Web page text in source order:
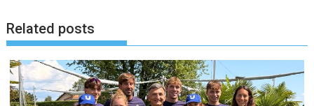
Related posts